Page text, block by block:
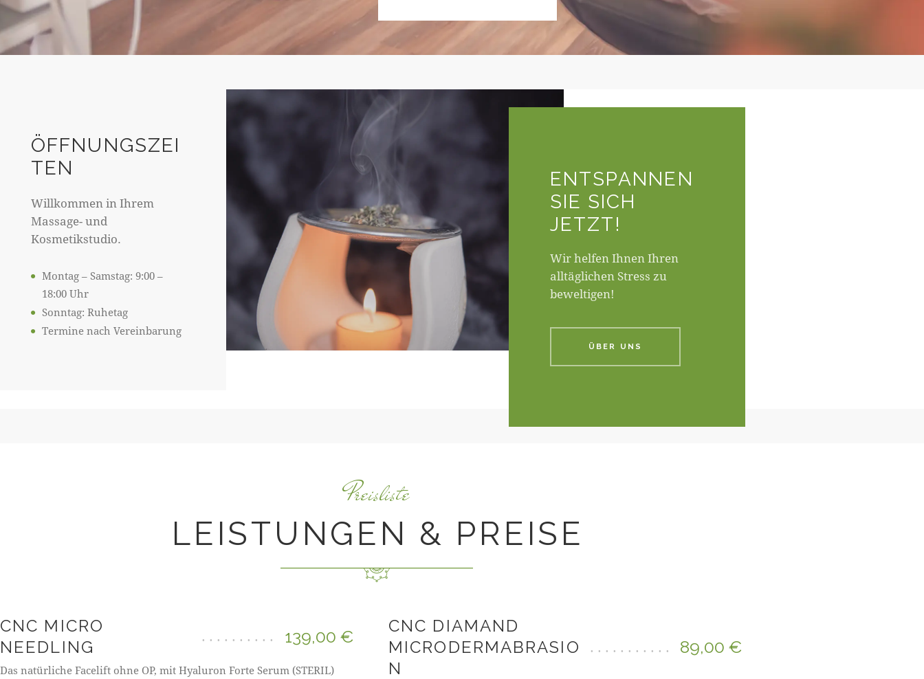
ÖFFNUNGSZEI
TEN
Willkommen in Ihrem
Massage- und
Kosmetikstudio.
Montag – Samstag: 9:00 –
18:00 Uhr
Sonntag: Ruhetag
Termine nach Vereinbarung
ENTSPANNEN
SIE SICH
JETZT!
Wir helfen Ihnen Ihren
alltäglichen Stress zu
beweltigen!
ÜBER UNS
Preisliste
LEISTUNGEN & PREISE
CNC MICRO
NEEDLING
139,00 €
Das natürliche Facelift ohne OP, mit Hyaluron Forte Serum (STERIL)
CNC DIAMAND
MICRODERMABRASIO
N
89,00 €